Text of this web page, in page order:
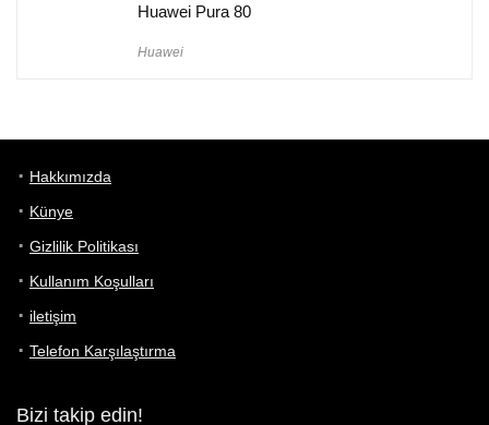
Huawei Pura 80
Huawei
Hakkımızda
Künye
Gizlilik Politikası
Kullanım Koşulları
iletişim
Telefon Karşılaştırma
Bizi takip edin!